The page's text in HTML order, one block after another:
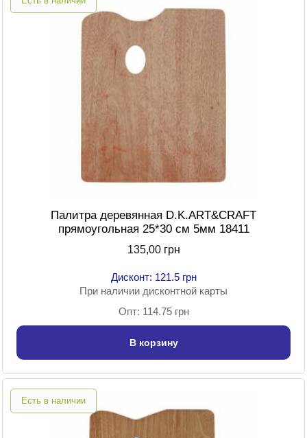
Палитра деревянная D.K.ART&CRAFT
прямоугольная 25*30 см 5мм 18411
135,00 грн
Дисконт: 121.5 грн
При наличии дисконтной карты
Опт: 114.75 грн
В корзину
Есть в наличии